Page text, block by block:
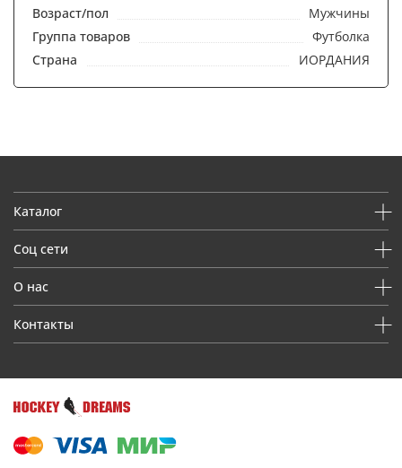
Возраст/пол
Мужчины
Группа товаров
Футболка
Страна
ИОРДАНИЯ
Каталог
Соц сети
О нас
Контакты